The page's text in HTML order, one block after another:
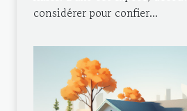
considérer pour confier...